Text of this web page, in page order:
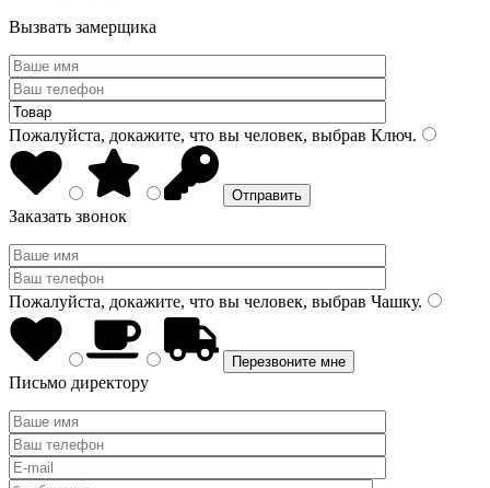
Вызвать замерщика
Пожалуйста, докажите, что вы человек, выбрав Ключ.
Заказать звонок
Пожалуйста, докажите, что вы человек, выбрав Чашку.
Письмо директору